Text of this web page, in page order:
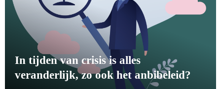
In tijden van crisis is alles
veranderlijk, zo ook het anbibeleid?